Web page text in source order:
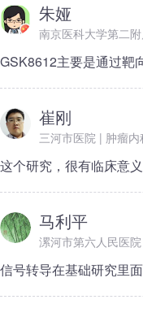
朱娅
南京医科大学第二
GSK8612主要是通过靶
崔刚
三河市医院 | 肿瘤内
这个研究，很有临床意义
马利平
漯河市第六人民医
信号转导在基础研究里